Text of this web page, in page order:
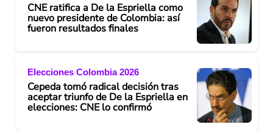
CNE ratifica a De la Espriella como
nuevo presidente de Colombia: así
fueron resultados finales
Elecciones Colombia 2026
Cepeda tomó radical decisión tras
aceptar triunfo de De la Espriella en
elecciones: CNE lo confirmó